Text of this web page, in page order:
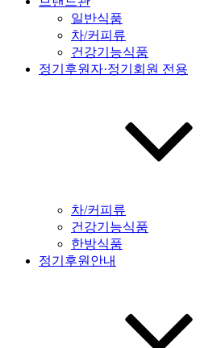
일반식품
차/커피류
건강기능식품
정기후원자·정기회원 전용
차/커피류
건강기능식품
한방식품
정기후원안내